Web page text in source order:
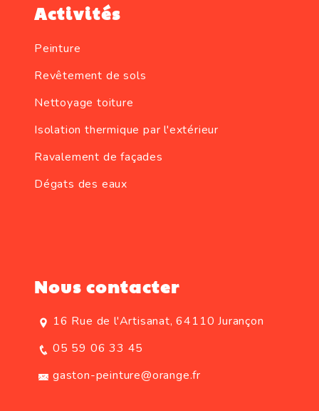
Activités
Peinture
Revêtement de sols
Nettoyage toiture
Isolation thermique par l'extérieur
Ravalement de façades
Dégats des eaux
Nous contacter
16 Rue de l'Artisanat, 64110 Jurançon
05 59 06 33 45
gaston-peinture@orange.fr